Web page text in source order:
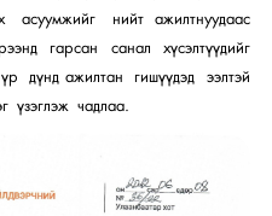
асуумжийг нийт ажилтнуудаас
гарсан санал хүсэлтүүдийг
дүнд ажилтан гишүүдэд ээлтэй
үзэглэж чадлаа.